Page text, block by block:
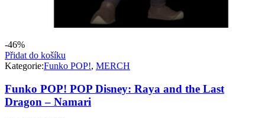
-46%
Přidat do košíku
Kategorie:Funko POP!, MERCH
Funko POP! POP Disney: Raya and the Last
Dragon – Namari